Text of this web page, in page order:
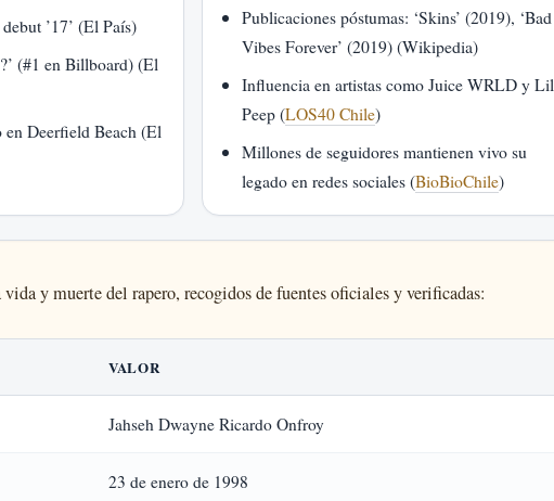
’17’ (El País)
(#1 en Billboard) (El
Deerfield Beach (El
Publicaciones póstumas: ‘Skins’ (2019), ‘Bad
Vibes Forever’ (2019) (Wikipedia)
Influencia en artistas como Juice WRLD y Lil
Peep (LOS40 Chile)
Millones de seguidores mantienen vivo su
legado en redes sociales (BioBioChile)
y muerte del rapero, recogidos de fuentes oficiales y verificadas:
VALOR
Jahseh Dwayne Ricardo Onfroy
23 de enero de 1998